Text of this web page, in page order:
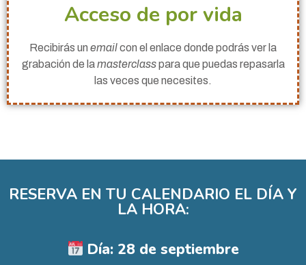
Acceso de por vida
Recibirás un emailcon el enlace donde podrás ver la
grabación de lamasterclasspara que puedas repasarla
las veces que necesites.
RESERVA EN TU CALENDARIO EL DÍA Y
LA HORA:
Día: 28 de septiembre